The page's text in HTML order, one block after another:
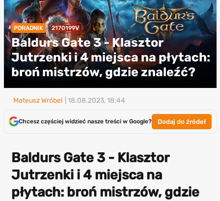
PORADNIK 2170199V
Baldurs Gate 3 - Klasztor
Jutrzenki i 4 miejsca na płytach:
broń mistrzów, gdzie znaleźć?
Mateusz Wróbel | 18.08.2023, 18:44
Chcesz częściej widzieć nasze treści w Google? Dodaj do źródeł
Baldurs Gate 3 - Klasztor
Jutrzenki i 4 miejsca na
płytach: broń mistrzów, gdzie